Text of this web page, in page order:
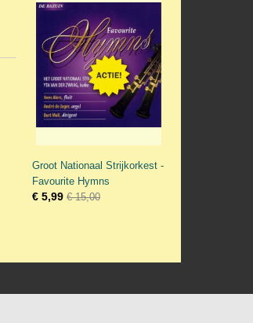
Groot Nationaal Strijkorkest -
Favourite Hymns
€ 5,99 € 15,00